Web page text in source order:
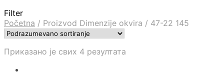
Filter
Početna / Proizvod Dimenzije okvira / 47-22 145
Приказано је свих 4 резултата